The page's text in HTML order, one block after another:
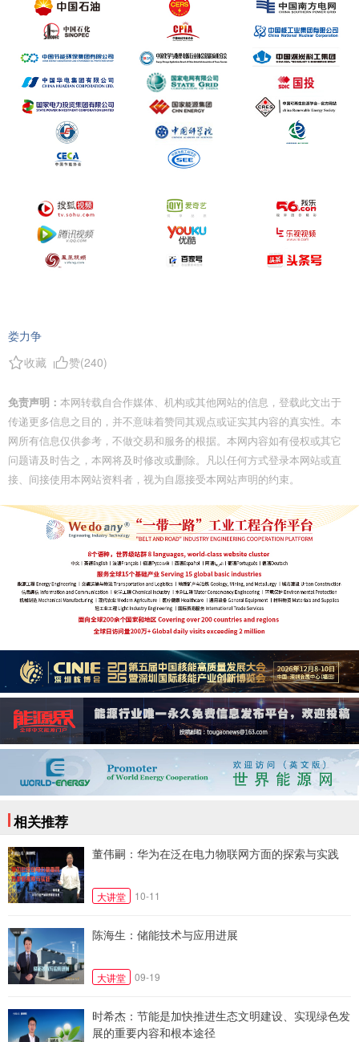
娄力争
收藏
赞(240)
免责声明： 本网转载自合作媒体、机构或其他网站的信息，登载此文出于
传递更多信息之目的，并不意味着赞同其观点或证实其内容的真实性。本
网所有信息仅供参考，不做交易和服务的根据。本网内容如有侵权或其它
问题请及时告之，本网将及时修改或删除。凡以任何方式登录本网站或直
接、间接使用本网站资料者，视为自愿接受本网站声明的约束。
相关推荐
董伟嗣：华为在泛在电力物联网方面的探索与实践
大讲堂 10-11
陈海生：储能技术与应用进展
大讲堂 09-19
时希杰：节能是加快推进生态文明建设、实现绿色发
展的重要内容和根本途径